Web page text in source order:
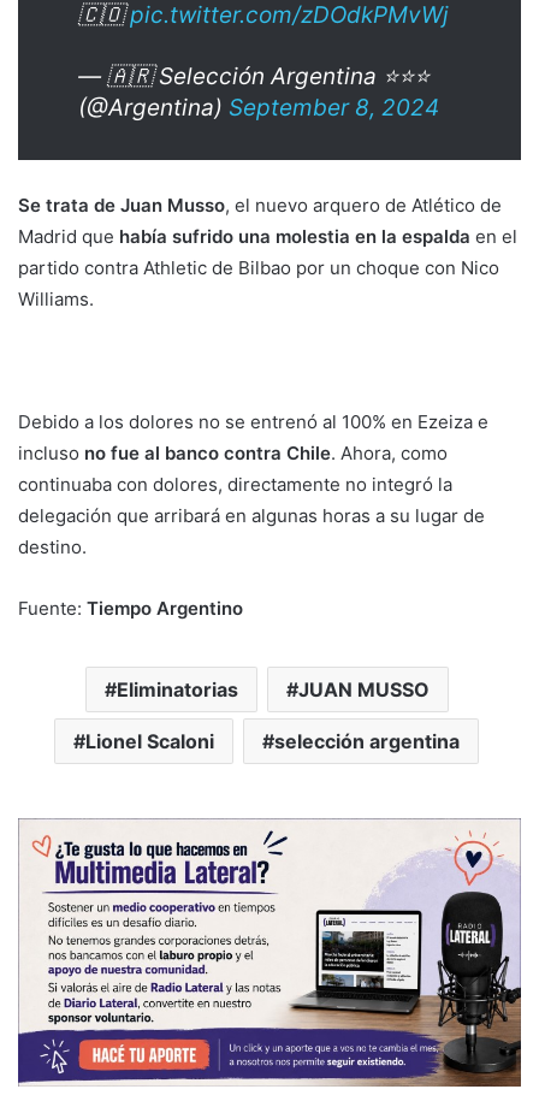
🇨🇴pic.twitter.com/zDOdkPMvWj
— 🇦🇷 Selección Argentina ⭐⭐⭐
(@Argentina) September 8, 2024
Se trata de Juan Musso, el nuevo arquero de Atlético de
Madrid que había sufrido una molestia en la espalda en el
partido contra Athletic de Bilbao por un choque con Nico
Williams.
Debido a los dolores no se entrenó al 100% en Ezeiza e
incluso no fue al banco contra Chile. Ahora, como
continuaba con dolores, directamente no integró la
delegación que arribará en algunas horas a su lugar de
destino.
Fuente: Tiempo Argentino
Eliminatorias JUAN MUSSO
Lionel Scaloni selección argentina